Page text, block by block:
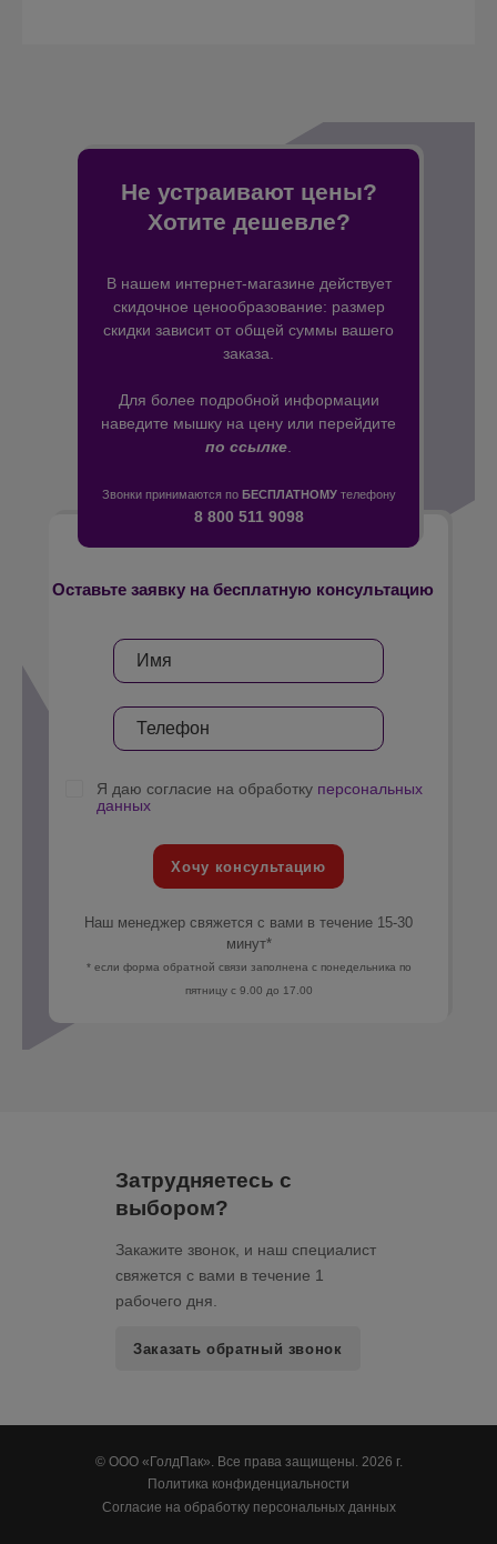
Не устраивают цены?
Хотите дешевле?
В нашем интернет-магазине действует
скидочное ценообразование: размер
скидки зависит от общей суммы вашего
заказа.
Для более подробной информации
наведите мышку на цену или перейдите
по ссылке
Звонки принимаются по БЕСПЛАТНОМУтелефону
8 800 511 9098
Оставьте заявку на бесплатную консультацию
Я даю согласие на обработку персональных
данных
Хочу консультацию
Наш менеджер свяжется с вами в течение 15-30
минут*
* если форма обратной связи заполнена с понедельника по
пятницу с 9.00 до 17.00
Затрудняетесь с
выбором?
Закажите звонок, и наш специалист
свяжется с вами в течение 1
рабочего дня.
Заказать обратный звонок
© ООО «ГолдПак». Все права защищены. 2026 г.
Политика конфиденциальности
Согласие на обработку персональных данных